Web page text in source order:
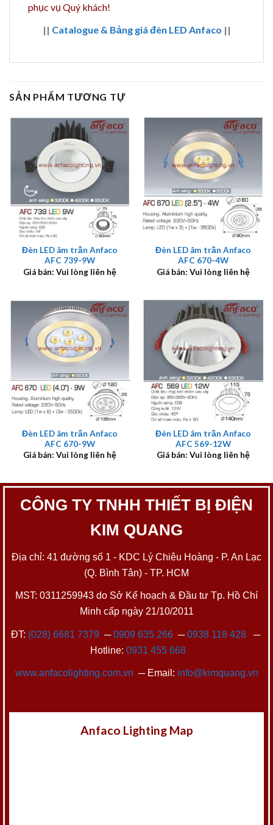
phục vụ Quý khách!
|| Catalogue & Bảng giá đèn LED Anfaco ||
SẢN PHẨM TƯƠNG TỰ
Đèn LED âm trần Anfaco
AFC 739-9W
Giá bán: Vui lòng liên hệ
Đèn LED âm trần Anfaco
AFC 670-4W
Giá bán: Vui lòng liên hệ
Đèn LED âm trần Anfaco
AFC 670-9W
Giá bán: Vui lòng liên hệ
Đèn LED âm trần Anfaco
AFC 569-12W
Giá bán: Vui lòng liên hệ
CÔNG TY TNHH THIẾT BỊ ĐIỆN
KIM QUANG
Địa chỉ: 41 đường số 1 - KDC Lý Chiêu Hoàng - P. An Lạc
(Q. Bình Tân) - TP. HCM
MST: 0311259943 do Sở Kế hoạch & Đầu tư Tp. Hồ Chí
Minh cấp ngày 21/10/2011
ĐT: (028) 6681 7379 ─0909 635 266─0938 118 428─
Hotline: 0931 455 668
www.anfacolighting.com.vn ─ Email: info@kimquang.vn
Anfaco Lighting Map